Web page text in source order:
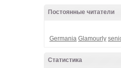
Постоянные читатели
Germania Glamourly
Статистика